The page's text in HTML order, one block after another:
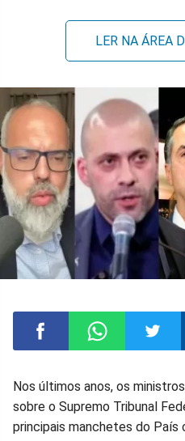
LER NA ÁREA
Compartilhar
no
Compartilhar
no
no
Nos últimos anos, os
sobre o Supremo Tribunal
principais manchetes do País